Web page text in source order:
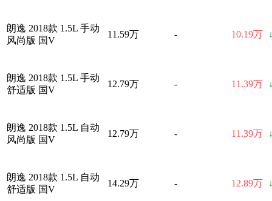
朗逸 2018款 1.5L 手动
风尚版 国V
11.59万 - 10.19万
朗逸 2018款 1.5L 手动
舒适版 国V
12.79万 - 11.39万
朗逸 2018款 1.5L 自动
风尚版 国V
12.79万 - 11.39万
朗逸 2018款 1.5L 自动
舒适版 国V
14.29万 - 12.89万